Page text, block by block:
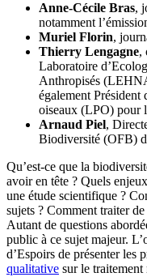
Anne-Cécile Bras,
notamment
Muriel Florin,
Thierry Lengagne,
Laboratoire
Anthropisés
également
oiseaux (LPO) pour
Arnaud Piel,
Biodiversité (OFB)
Qu’est-ce que la
avoir en tête ? Quels
une étude scientifique ?
sujets ? Comment traiter
Autant de questions
public à ce sujet majeur.
d’Espoirs de présenter les
qualitative sur le